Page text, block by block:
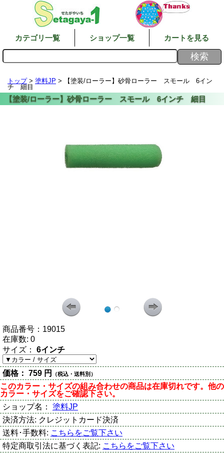
カテゴリ一覧 ショップ一覧 カートを見る
トップ> 塗料JP > 【塗装/ローラー】砂骨ローラー スモール 6イン
チ 細目
商品番号： 19015
在庫数: 0
サイズ： 6インチ
価格： 759 円 （税込・送料別）
このカラー・サイズの組み合わせの商品は在庫切れです。他の
カラー・サイズをご確認下さい。
ショップ名： 塗料JP
決済方法: クレジットカード決済
送料･手数料: こちらをご覧下さい
特定商取引法に基づく表記: こちらをご覧下さい